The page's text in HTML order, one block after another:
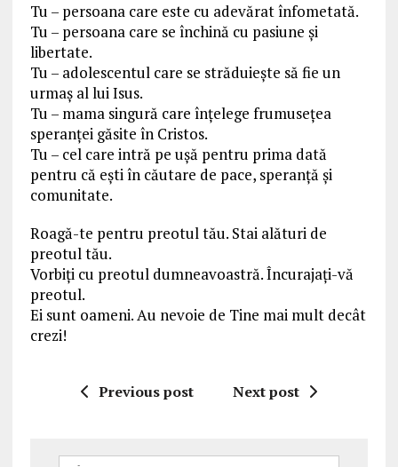
Tu – persoana care este cu adevărat înfometată.
Tu – persoana care se închină cu pasiune și
libertate.
Tu – adolescentul care se străduiește să fie un
urmaș al lui Isus.
Tu – mama singură care înțelege frumusețea
speranței găsite în Cristos.
Tu – cel care intră pe ușă pentru prima dată
pentru că ești în căutare de pace, speranță și
comunitate.
Roagă-te pentru preotul tău. Stai alături de
preotul tău.
Vorbiți cu preotul dumneavoastră. Încurajați-vă
preotul.
Ei sunt oameni. Au nevoie de Tine mai mult decât
crezi!
Previous post Next post